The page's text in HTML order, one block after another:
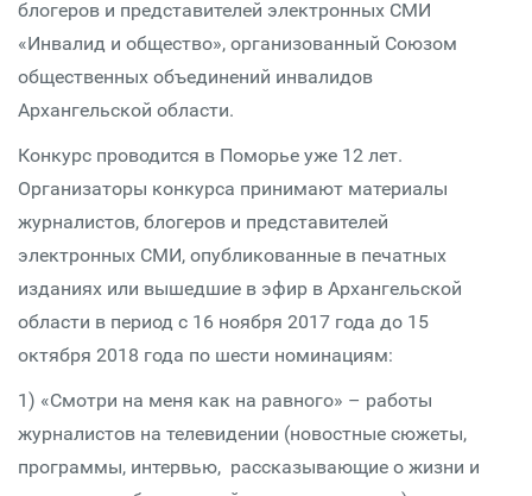
блогеров и представителей электронных СМИ
«Инвалид и общество», организованный Союзом
общественных объединений инвалидов
Архангельской области.
Конкурс проводится в Поморье уже 12 лет.
Организаторы конкурса принимают материалы
журналистов, блогеров и представителей
электронных СМИ, опубликованные в печатных
изданиях или вышедшие в эфир в Архангельской
области в период с 16 ноября 2017 года до 15
октября 2018 года по шести номинациям:
1) «Смотри на меня как на равного» – работы
журналистов на телевидении (новостные сюжеты,
программы, интервью, рассказывающие о жизни и